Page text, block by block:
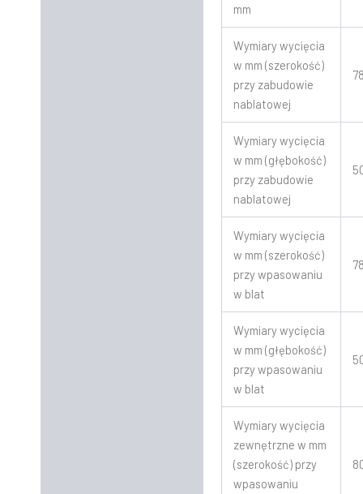
mm
Wymiary wycięcia
w mm (szerokość)
przy zabudowie
nablatowej
Wymiary wycięcia
w mm (głębokość)
przy zabudowie
nablatowej
Wymiary wycięcia
w mm (szerokość)
przy wpasowaniu
w blat
Wymiary wycięcia
w mm (głębokość)
przy wpasowaniu
w blat
Wymiary wycięcia
zewnętrzne w mm
(szerokość) przy
wpasowaniu